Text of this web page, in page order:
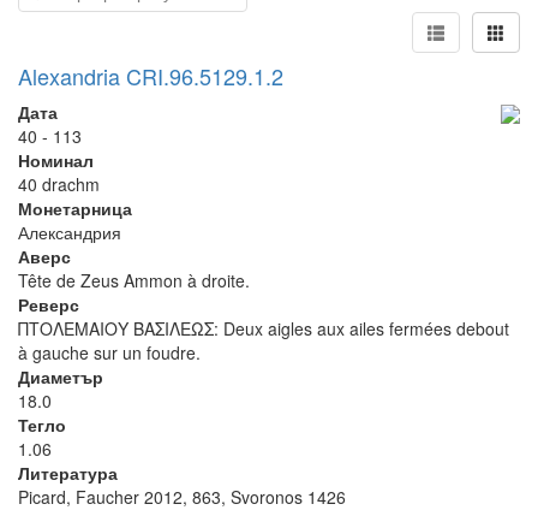
Alexandria CRI.96.5129.1.2
Дата
40 - 113
Номинал
40 drachm
Монетарница
Александрия
Аверс
Tête de Zeus Ammon à droite.
Реверс
ΠΤΟΛΕΜΑΙΟΥ ΒΑΣΙΛΕΩΣ: Deux aigles aux ailes fermées debout
à gauche sur un foudre.
Диаметър
18.0
Тегло
1.06
Литература
Picard, Faucher 2012, 863, Svoronos 1426